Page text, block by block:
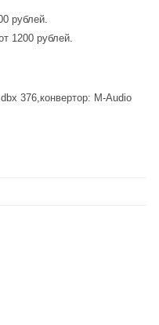
рублей.
1200 рублей.
376,конвертор: M-Audio